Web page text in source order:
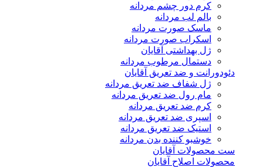
کرم دور چشم مردانه
بالم لب مردانه
ماسک صورت مردانه
اسکراب صورت مردانه
ژل بهداشتی آقایان
دستمال مرطوب مردانه
دئودورانت و ضد تعریق آقایان
ژل شفاف ضد تعریق مردانه
مام رول ضد تعریق مردانه
کرم ضد تعریق مردانه
اسپری ضد تعریق مردانه
استیک ضد تعریق مردانه
خوشبو کننده بدن مردانه
ست محصولات آقایان
محصولات اصلاح آقایان